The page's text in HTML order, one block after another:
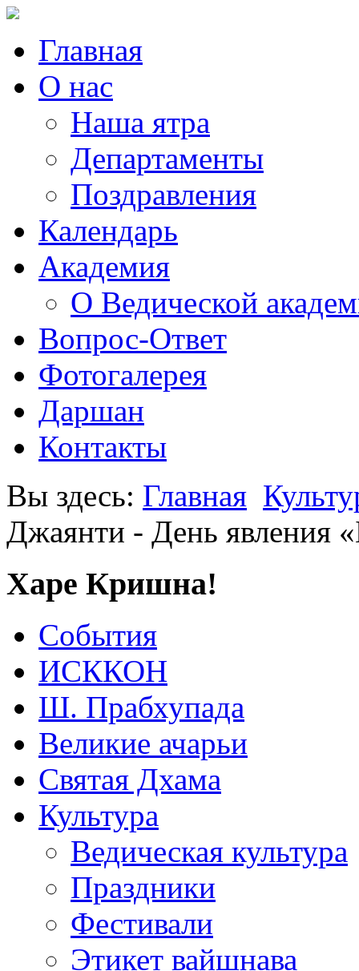
Главная
О нас
Наша ятра
Департаменты
Поздравления
Календарь
Академия
О Ведической
Вопрос-Ответ
Фотогалерея
Даршан
Контакты
Вы здесь: Главная
Джаянти - День явления
Харе Кришна!
События
ИСККОН
Ш. Прабхупада
Великие ачарьи
Святая Дхама
Культура
Ведическая культура
Праздники
Фестивали
Этикет вайшнава